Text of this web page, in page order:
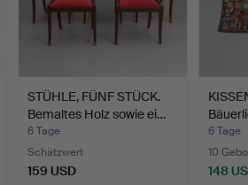
STÜHLE, FÜNF STÜCK.
Bemaltes Holz sowie ei…
6 Tage
Schätzwert
159 USD
6 Tage
10
148